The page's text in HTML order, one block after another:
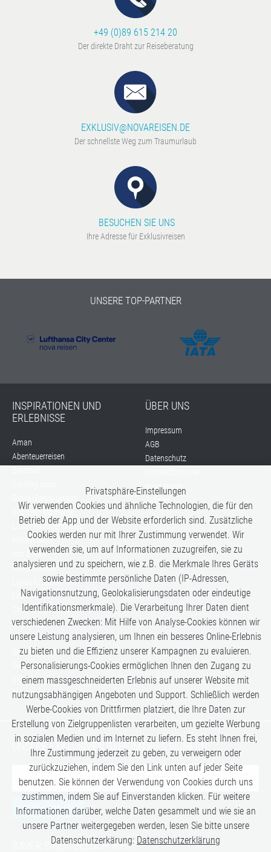
+49 (0)89 615 214 20
Der direkte Draht zur Reiseberatung
EXKLUSIV@NOVAREISEN.DE
Der schnellste Weg zum Traumurlaub
BESUCHEN SIE UNS
Ihre Adresse für Exklusivreisen
UNSERE TOP-PARTNER
INSPIRATIONEN UND
ERLEBNISSE
Aman
Abenteuerreisen
Gourmet-Momente
Luxus Familienurlaub
Honeymoon
Hot & New
Hüttenzauber
Luxus Kreuzfahrten
Lifestyle
Once in a Lifetime
Romance
Safari-Erlebnisse
Simply the Best
Six Senses
Villen
Zugreisen
ÜBER UNS
Impressum
AGB
Datenschutz
nova reisen
Anfahrt
UNSERE EXKLUSIVEN GEHEIMTIPPS SICHERN:
JETZT ANMELDEN
IMMER EINEN BESUCH WERT:
Privatsphäre-Einstellungen
Wir verwenden Cookies und ähnliche Technologien, die für den
Betrieb der App und der Website erforderlich sind. Zusätzliche
Cookies werden nur mit Ihrer Zustimmung verwendet. Wir
verwenden sie, um auf Informationen zuzugreifen, sie zu
analysieren und zu speichern, wie z.B. die Merkmale Ihres Geräts
sowie bestimmte persönliche Daten (IP-Adressen,
Navigationsnutzung, Geolokalisierungsdaten oder eindeutige
Identifikationsmerkmale). Die Verarbeitung Ihrer Daten dient
verschiedenen Zwecken: Mit Hilfe von Analyse-Cookies können wir
unsere Leistung analysieren, um Ihnen ein besseres Online-Erlebnis
zu bieten und die Effizienz unserer Kampagnen zu evaluieren.
Personalisierungs-Cookies ermöglichen Ihnen den Zugang zu
einem massgeschneiderten Erlebnis auf unserer Website mit
nutzungsabhängigen Angeboten und Support. Schließlich werden
Werbe-Cookies von Drittfirmen platziert, die Ihre Daten zur
Erstellung von Zielgruppenlisten verarbeiten, um gezielte Werbung
in sozialen Medien und im Internet zu liefern. Es steht Ihnen frei,
Ihre Zustimmung jederzeit zu geben, zu verweigern oder
zurückzuziehen, indem Sie den Link unten auf jeder Seite
benutzen. Sie können der Verwendung von Cookies durch uns
zustimmen, indem Sie auf Einverstanden klicken. Für weitere
Informationen darüber, welche Daten gesammelt und wie sie an
unsere Partner weitergegeben werden, lesen Sie bitte unsere
Datenschutzerkärung: Datenschutzerklärung